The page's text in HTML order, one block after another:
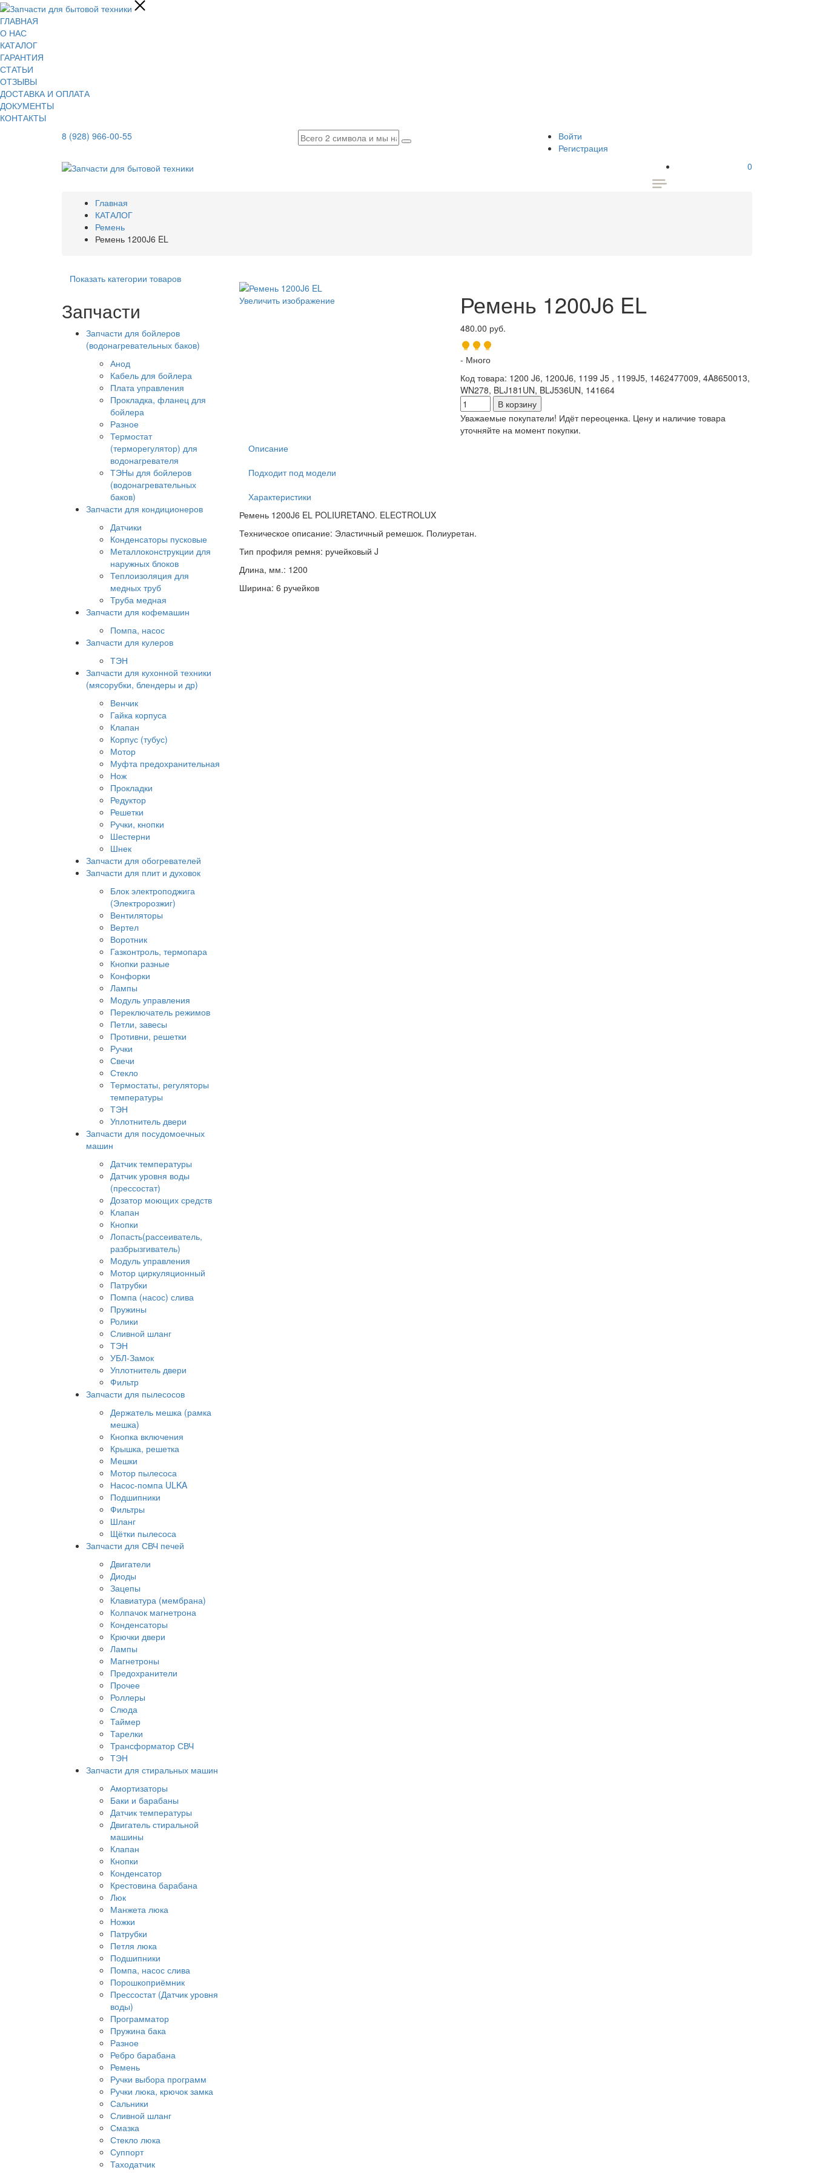
ГЛАВНАЯ
О НАС
КАТАЛОГ
ГАРАНТИЯ
СТАТЬИ
ОТЗЫВЫ
ДОСТАВКА И ОПЛАТА
ДОКУМЕНТЫ
КОНТАКТЫ
8 (928) 966-00-55
Войти
Регистрация
0
Главная
КАТАЛОГ
Ремень
Ремень 1200J6 EL
Показать категории товаров
Запчасти
Запчасти для бойлеров
(водонагревательных баков)
Анод
Кабель для бойлера
Плата управления
Прокладка, фланец для
бойлера
Разное
Термостат
(терморегулятор) для
водонагревателя
ТЭНы для бойлеров
(водонагревательных
баков)
Запчасти для кондиционеров
Датчики
Конденсаторы пусковые
Металлоконструкции для
наружных блоков
Теплоизоляция для
медных труб
Труба медная
Запчасти для кофемашин
Помпа, насос
Запчасти для кулеров
ТЭН
Запчасти для кухонной техники
(мясорубки, блендеры и др)
Венчик
Гайка корпуса
Клапан
Корпус (тубус)
Мотор
Муфта предохранительная
Нож
Прокладки
Редуктор
Решетки
Ручки, кнопки
Шестерни
Шнек
Запчасти для обогревателей
Запчасти для плит и духовок
Блок электроподжига
(Электророзжиг)
Вентиляторы
Вертел
Воротник
Газконтроль, термопара
Кнопки разные
Конфорки
Лампы
Модуль управления
Переключатель режимов
Петли, завесы
Противни, решетки
Ручки
Свечи
Стекло
Термостаты, регуляторы
температуры
ТЭН
Уплотнитель двери
Запчасти для посудомоечных
машин
Датчик температуры
Датчик уровня воды
(прессостат)
Дозатор моющих средств
Клапан
Кнопки
Лопасть(рассеиватель,
разбрызгиватель)
Модуль управления
Мотор циркуляционный
Патрубки
Помпа (насос) слива
Пружины
Ролики
Сливной шланг
ТЭН
УБЛ-Замок
Уплотнитель двери
Фильтр
Запчасти для пылесосов
Держатель мешка (рамка
мешка)
Кнопка включения
Крышка, решетка
Мешки
Мотор пылесоса
Насос-помпа ULKA
Подшипники
Фильтры
Шланг
Щётки пылесоса
Запчасти для СВЧ печей
Двигатели
Диоды
Зацепы
Клавиатура (мембрана)
Колпачок магнетрона
Конденсаторы
Крючки двери
Лампы
Магнетроны
Предохранители
Прочее
Роллеры
Слюда
Таймер
Тарелки
Трансформатор СВЧ
ТЭН
Запчасти для стиральных машин
Амортизаторы
Баки и барабаны
Датчик температуры
Двигатель стиральной
машины
Клапан
Кнопки
Конденсатор
Крестовина барабана
Люк
Манжета люка
Ножки
Патрубки
Петля люка
Подшипники
Помпа, насос слива
Порошкоприёмник
Прессостат (Датчик уровня
воды)
Программатор
Пружина бака
Разное
Ребро барабана
Ремень
Ручки выбора программ
Ручки люка, крючок замка
Сальники
Сливной шланг
Смазка
Стекло люка
Суппорт
Таходатчик
Увеличить изображение Ремень 1200J6 EL
480.00 руб.
- Много
Код товара: 1200 J6, 1200J6, 1199 J5 , 1199J5, 1462477009, 4A8650013,
WN278, BLJ181UN, BLJ536UN, 141664
Уважаемые покупатели! Идёт переоценка. Цену и наличие товара
уточняйте на момент покупки.
Описание
Подходит под модели
Характеристики
Ремень 1200J6 EL POLIURETANO. ELECTROLUX
Техническое описание: Эластичный ремешок. Полиуретан.
Тип профиля ремня: ручейковый J
Длина, мм.: 1200
Ширина: 6 ручейков